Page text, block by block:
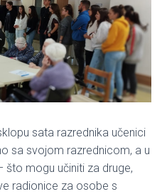
sata razrednika učenici
sa svojom razrednicom, a u
što mogu učiniti za druge,
radionice za osobe s